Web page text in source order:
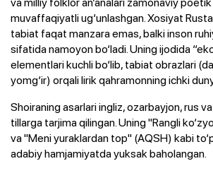
muvaffaqiyatli ug‘unlashgan. Xosiyat
tabiat faqat manzara emas, balki inson
sifatida namoyon bo‘ladi. Uning ijodida
elementlari kuchli bo‘lib, tabiat obrazlari
yomg‘ir) orqali lirik qahramonning ichki
Shoiraning asarlari ingliz, ozarbayjon, rus
tillarga tarjima qilingan. Uning "Rangli
va "Meni yuraklardan top" (AQSH) kabi
adabiy hamjamiyatda yuksak baholangan.